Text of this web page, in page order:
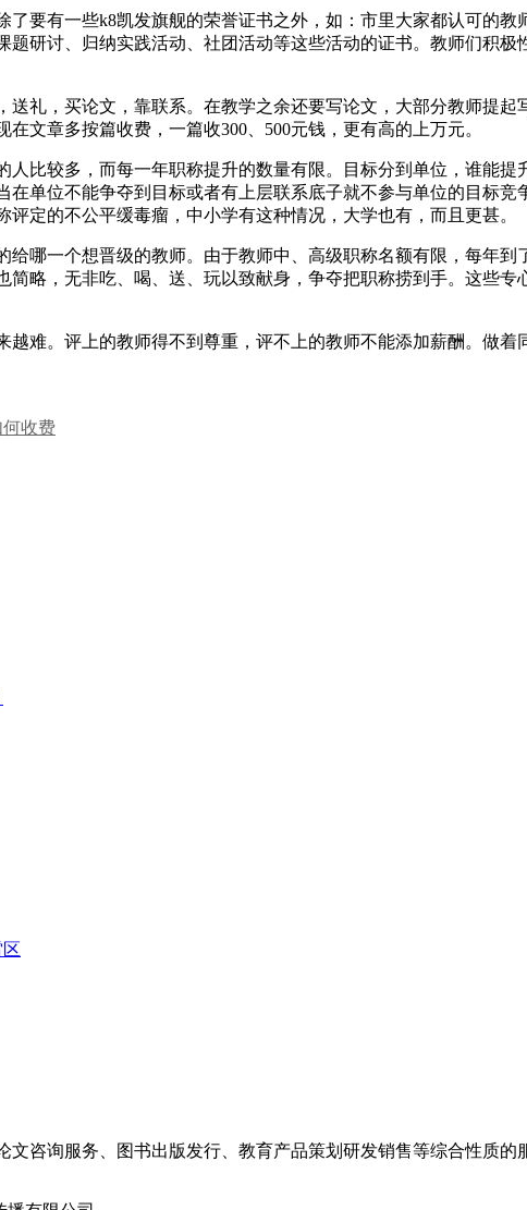
要有一些k8凯发旗舰的荣誉证书之外，如：市里大家都认可的
研讨、归纳实践活动、社团活动等这些活动的证书。教师们积
礼，买论文，靠联系。在教学之余还要写论文，大部分教师提
文章多按篇收费，一篇收300、500元钱，更有高的上万元。
比较多，而每一年职称提升的数量有限。目标分到单位，谁能
单位不能争夺到目标或者有上层联系底子就不参与单位的目标
定的不公平缓毒瘤，中小学有这种情况，大学也有，而且更甚。
哪一个想晋级的教师。由于教师中、高级职称名额有限，每年
略，无非吃、喝、送、玩以致献身，争夺把职称捞到手。这些
难。评上的教师得不到尊重，评不上的教师不能添加薪酬。做着
收费
咨询服务、图书出版发行、教育产品策划研发销售等综合性质的